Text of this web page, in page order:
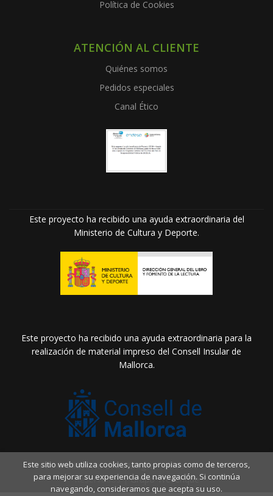
Política de Cookies
ATENCIÓN AL CLIENTE
Quiénes somos
Pedidos especiales
Canal Ético
Este proyecto ha recibido una ayuda extraordinaria del
Ministerio de Cultura y Deporte.
Este proyecto ha recibido una ayuda extraordinaria para la
realización de material impreso del Consell Insular de
Mallorca.
2026 ©Llibreria Drac Màgic. Todos los Derechos
Reservados |Grupo Trevenque
Este sitio web utiliza cookies, tanto propias como de terceros,
para mejorar su experiencia de navegación. Si continúa
navegando, consideramos que acepta su uso.